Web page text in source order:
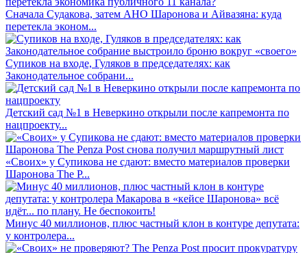
Сначала Судакова, затем АНО Шаронова и Айвазяна: куда
перетекла эконом...
Супиков на входе, Гуляков в председателях: как
Законодательное собрани...
Детский сад №1 в Неверкино открыли после капремонта по
нацпроекту...
«Своих» у Супикова не сдают: вместо материалов проверки
Шаронова The P...
Минус 40 миллионов, плюс частный клон в контуре депутата:
у контролера...